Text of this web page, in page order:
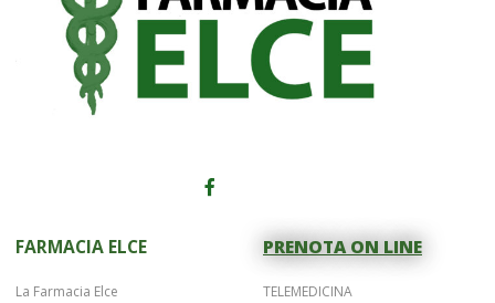
FARMACIA ELCE
La Farmacia Elce
PRENOTA ON LINE
TELEMEDICINA